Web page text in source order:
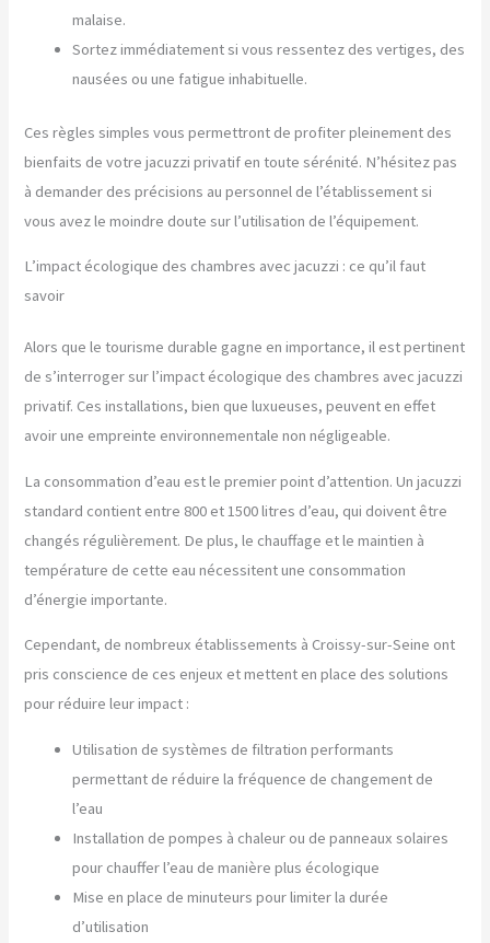
malaise.
Sortez immédiatement si vous ressentez des vertiges, des
nausées ou une fatigue inhabituelle.
Ces règles simples vous permettront de profiter pleinement des
bienfaits de votre jacuzzi privatif en toute sérénité. N’hésitez pas
à demander des précisions au personnel de l’établissement si
vous avez le moindre doute sur l’utilisation de l’équipement.
L’impact écologique des chambres avec jacuzzi : ce qu’il faut
savoir
Alors que le tourisme durable gagne en importance, il est pertinent
de s’interroger sur l’impact écologique des chambres avec jacuzzi
privatif. Ces installations, bien que luxueuses, peuvent en effet
avoir une empreinte environnementale non négligeable.
La consommation d’eau est le premier point d’attention. Un jacuzzi
standard contient entre 800 et 1500 litres d’eau, qui doivent être
changés régulièrement. De plus, le chauffage et le maintien à
température de cette eau nécessitent une consommation
d’énergie importante.
Cependant, de nombreux établissements à Croissy-sur-Seine ont
pris conscience de ces enjeux et mettent en place des solutions
pour réduire leur impact :
Utilisation de systèmes de filtration performants
permettant de réduire la fréquence de changement de
l’eau
Installation de pompes à chaleur ou de panneaux solaires
pour chauffer l’eau de manière plus écologique
Mise en place de minuteurs pour limiter la durée
d’utilisation